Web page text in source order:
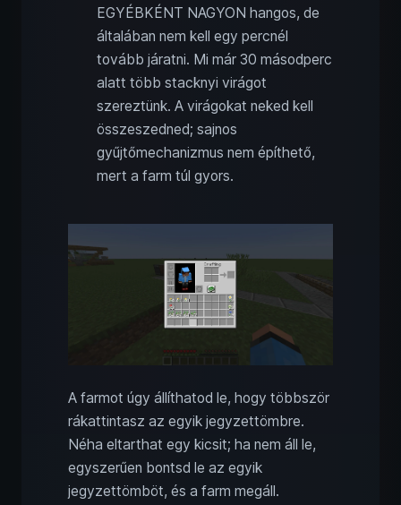
EGYÉBKÉNT NAGYON hangos, de
általában nem kell egy percnél
tovább járatni. Mi már 30 másodperc
alatt több stacknyi virágot
szereztünk. A virágokat neked kell
összeszedned; sajnos
gyűjtőmechanizmus nem építhető,
mert a farm túl gyors.
A farmot úgy állíthatod le, hogy többször
rákattintasz az egyik jegyzettömbre.
Néha eltarthat egy kicsit; ha nem áll le,
egyszerűen bontsd le az egyik
jegyzettömböt, és a farm megáll.